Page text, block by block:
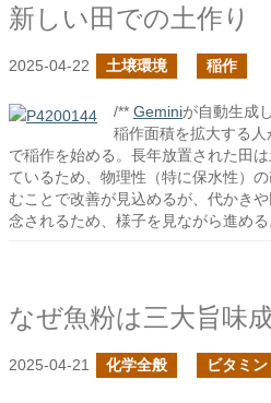
新しい田での土作り
2025-04-22 土壌環境 稲作
/** Geminiが自動生成
稲作面積を拡大する
で稲作を始める。長年放置された田
ているため、物理性（特に保水性）
むことで改善が見込めるが、代かき
念されるため、様子を見ながら進める
2025-04-21 化学全般 ビタミ